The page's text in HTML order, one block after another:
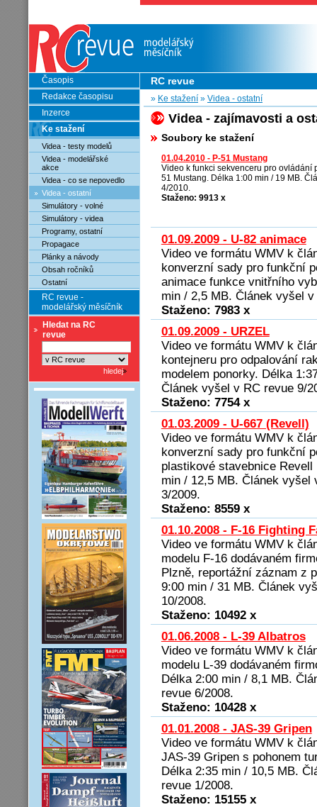
Časopis
Redakce časopisu
Inzerce
Ke stažení
Videa - testy modelů
Videa - modelářské
akce
Videa - co se nepovedlo
Videa - ostatní
Simulátory - volné
Simulátory - videa
Programy, ostatní
Propagace
Plánky a návody
Obsah ročníků
Ostatní
RC revue -
modelářský měsíčník
Hledat na RC
revue
RC revue
» Ke stažení » Videa - ostatní
Videa - zajímavosti a
Soubory ke stažení
01.04.2010 - P-51 Mustang
Video k funkci sekvenceru pro ovládání
51 Mustang. Délka 1:00 min / 19 MB.
4/2010.
Staženo: 9913 x
01.09.2009 - U-82 animace
Video ve formátu WMV k
konverzní sady pro funkční
animace funkce vnitřního
min / 2,5 MB. Článek vyšel
Staženo: 7983 x
01.09.2009 - URZEL
Video ve formátu WMV k
kontejneru pro odpalování
modelem ponorky. Délka
Článek vyšel v RC revue 9/
Staženo: 7754 x
01.03.2009 - U-667 (Revell)
Video ve formátu WMV k
konverzní sady pro funkční
plastikové stavebnice Revell
min / 12,5 MB. Článek vyšel
3/2009.
Staženo: 8559 x
01.10.2008 - F-16 Fighting
Video ve formátu WMV k
modelu F-16 dodávaném
Plzně, reportážní záznam z
9:00 min / 31 MB. Článek
10/2008.
Staženo: 10492 x
01.06.2008 - L-39 Albatros
Video ve formátu WMV k
modelu L-39 dodávaném
Délka 2:00 min / 8,1 MB.
revue 6/2008.
Staženo: 10428 x
01.01.2008 - JAS-39 Gripen
Video ve formátu WMV k
JAS-39 Gripen s pohonem
Délka 2:35 min / 10,5 MB.
revue 1/2008.
Staženo: 15155 x